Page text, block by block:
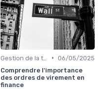
• 06/05/2025
Comprendre l'importance
des ordres de virement en
finance